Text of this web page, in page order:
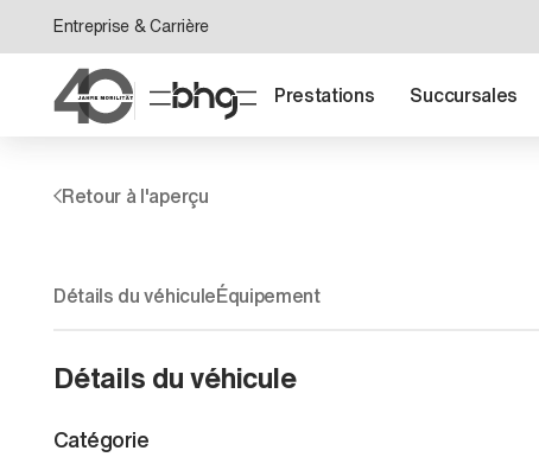
Entreprise & Carrière
Prestations Succursales
Retour à l'aperçu
Détails du véhiculeÉquipement
Détails du véhicule
Catégorie